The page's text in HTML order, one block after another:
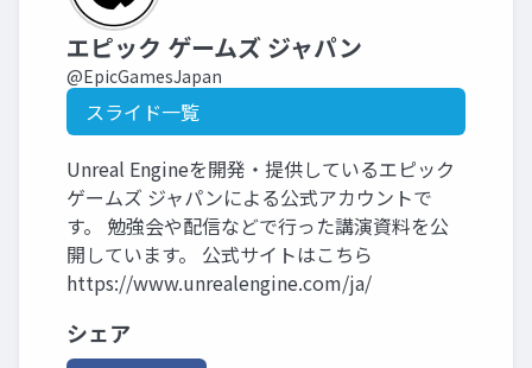
エピック ゲームズ ジャパン
@EpicGamesJapan
スライド一覧
Unreal Engineを開発・提供しているエピック
ゲームズ ジャパンによる公式アカウントで
す。 勉強会や配信などで行った講演資料を公
開しています。 公式サイトはこちら
https://www.unrealengine.com/ja/
シェア